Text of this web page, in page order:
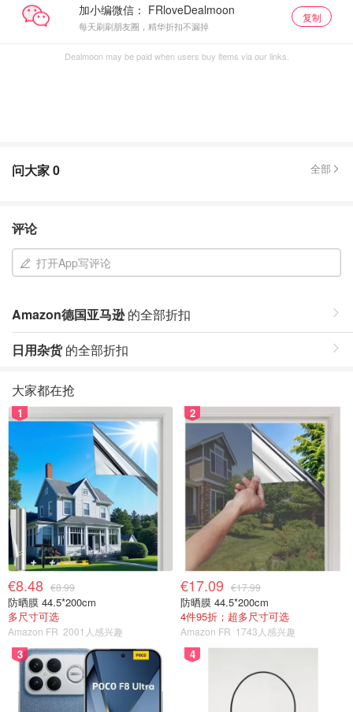
加小编微信：
每天刷刷朋友圈，精华折扣不漏掉
复制
Dealmoon may be paid when users buy items via our links.
问大家0 全部
评论
打开App写评论
Amazon德国亚马逊的全部折扣
日用杂货的全部折扣
大家都在抢
1
€8.48 €8.99
防晒膜 44.5*200cm
多尺寸可选
Amazon FR 2001人感兴趣
2
€17.09 €17.99
防晒膜 44.5*200cm
4件95折；超多尺寸可选
Amazon FR 1743人感兴趣
3 4